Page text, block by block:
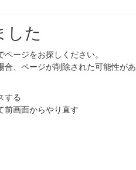
した
ージをお探しください。
合、ページが削除された可能性があ
する
前画面からやり直す